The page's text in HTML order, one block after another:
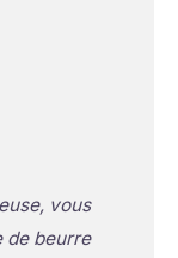
vous
de beurre